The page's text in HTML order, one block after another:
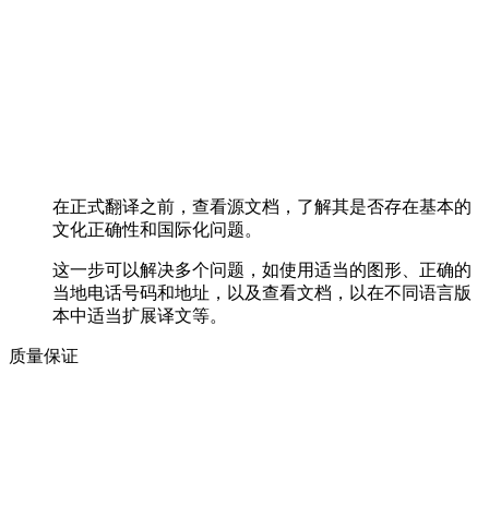
在正式翻译之前，查看源文档，了解其是否存在基本的
文化正确性和国际化问题。
这一步可以解决多个问题，如使用适当的图形、正确的
当地电话号码和地址，以及查看文档，以在不同语言版
本中适当扩展译文等。
质量保证